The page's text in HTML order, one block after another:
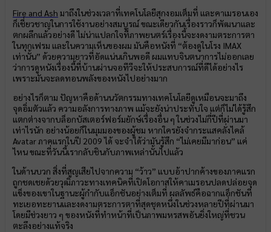
Fire and Ash มาถึงในช่วงเวลาที่เทคโนโลยีสุกงอมเต็มที่ และคาเมรอนเอง
ก็เชี่ยวชาญในการใช้งานอย่างสมบูรณ์ ขณะเดียวกันเรื่องราวก็พัฒนาและ
ตกผลึกแล้วอย่างดี ไม่น่าแปลกใจที่ภาพยนตร์เรื่องนี้จะงดงามตระการตา
ในทุกเฟรม และในความเห็นของผม มันคือหนังที่ “ต้องดูในโรง IMAX
เท่านั้น” ด้วยความยาวที่อัดแน่นเกินพอดี ผมแทบจินตนาการไม่ออกเลย
ว่าการดูหนังเรื่องนี้ที่บ้านผ่านจอทีวีจะให้ประสบการณ์ที่ดีได้อย่างไร
เพราะมันจะลดทอนพลังของหนังไปอย่างมาก
อย่างไรก็ตาม ปัญหาคือด้านนวัตกรรมทางเทคโนโลยีดูเหมือนจะมาถึง
จุดอิ่มตัวแล้ว ความอลังการทางภาพ แม้จะยังน่าประทับใจ แต่ก็ไม่ได้รู้สึก
แตกต่างจากบล็อกบัสเตอร์ฟอร์มยักษ์เรื่องอื่น ๆ ในช่วงไม่กี่ปีที่ผ่านมา
เท่าไรนัก อย่างน้อยก็ในมุมมองของผู้ชม หากใครยังจำกระแสคลั่งไคล้
Avatar ภาคแรกในปี 2009 ได้ จะจำได้ว่ามันรู้สึก “ไม่เคยมีมาก่อน” แค่
ไหน ขณะที่วันนี้เรากลับชินกับภาพเหล่านั้นไปแล้ว
ในด้านบวก สิ่งที่สูญเสียไปจากความ “ว้าว” แบบอ้าปากค้างของภาคแรก
ถูกชดเชยด้วยวุฒิภาวะทางเทคนิคที่เปิดโอกาสให้คาเมรอนปลดปล่อยจุด
แข็งของเขาในฐานะผู้กำกับแอ็กชันอย่างเต็มที่ ผลลัพธ์คือฉากแอ็กชันที่
ทะเยอทะยานและงดงามตระการตาที่สุดชุดหนึ่งในช่วงหลายปีที่ผ่านมา
โดยมีช่วงยาว ๆ ของหนังที่ทำหน้าที่เป็นภาพมหรสพอันยิ่งใหญ่ที่ชวน
ตะลึงอย่างแท้จริง